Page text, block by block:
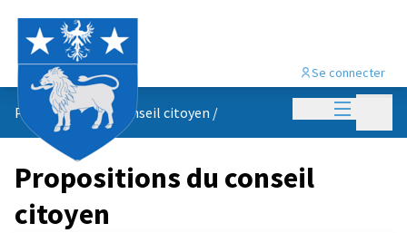
Menu
Se connecter
Propositions du conseil citoyen /
Propositions du conseil
citoyen